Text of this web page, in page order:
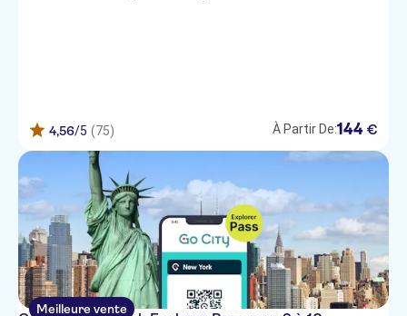
4,56/5 (75) À Partir De:144 €
Meilleure vente